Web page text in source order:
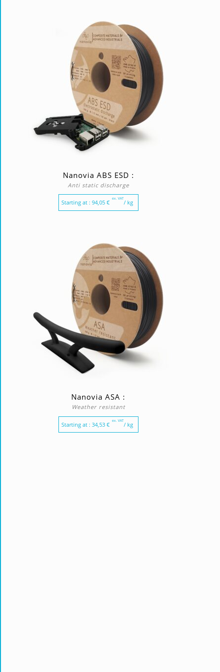
Nanovia ABS ESD :
Anti static discharge
Starting at : 94,05 €
ex. VAT
/ kg
Nanovia ASA :
Weather resistant
Starting at : 34,53 €
ex. VAT
/ kg